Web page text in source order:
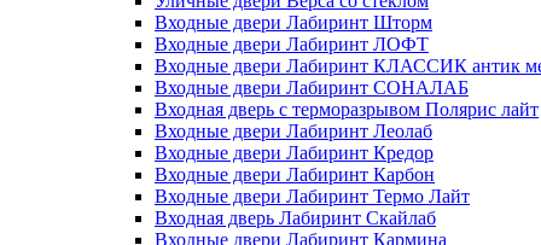
Входные двери Лабиринт Шторм
Входные двери Лабиринт ЛОФТ
Входные двери Лабиринт КЛАССИК антик
Входные двери Лабиринт СОНАЛАБ
Входная дверь с терморазрывом Полярис лайт
Входные двери Лабиринт Леолаб
Входные двери Лабиринт Кредор
Входные двери Лабиринт Карбон
Входные двери Лабиринт Термо Лайт
Входная дверь Лабиринт Скайлаб
Входные двери Лабиринт Кармина